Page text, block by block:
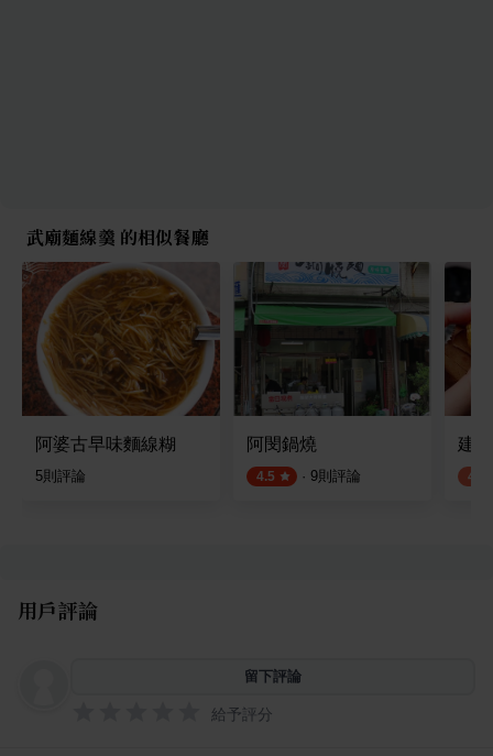
武廟麵線羹 的相似餐廳
阿婆古早味麵線糊
5則評論
阿閔鍋燒
4.5 · 9則評論
建
4.0
用戶評論
留下評論
給予評分